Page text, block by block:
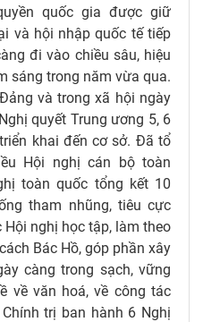
quốc gia được giữ
và hội nhập quốc tế tiếp
đi vào chiều sâu, hiệu
sáng trong năm vừa qua.
và trong xã hội ngày
quyết Trung ương 5, 6
khai đến cơ sở. Đã tổ
Hội nghị cán bộ toàn
toàn quốc tổng kết 10
tham nhũng, tiêu cực
nghị học tập, làm theo
Bác Hồ, góp phần xây
càng trong sạch, vững
về văn hoá, về công tác
trị ban hành 6 Nghị